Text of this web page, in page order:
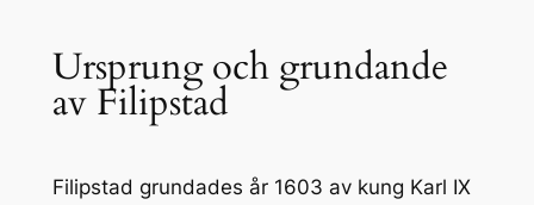
Ursprung och grundande
av Filipstad
Filipstad grundades år 1603 av kung Karl IX